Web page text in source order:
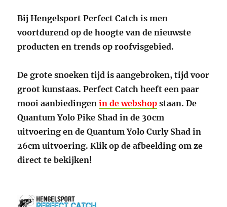
Bij Hengelsport Perfect Catch is men
voortdurend op de hoogte van de nieuwste
producten en trends op roofvisgebied.
De grote snoeken tijd is aangebroken, tijd voor
groot kunstaas. Perfect Catch heeft een paar
mooi aanbiedingenin de webshop staan. De
Quantum Yolo Pike Shad in de 30cm
uitvoering en de Quantum Yolo Curly Shad in
26cm uitvoering. Klik op de afbeelding om ze
direct te bekijken!